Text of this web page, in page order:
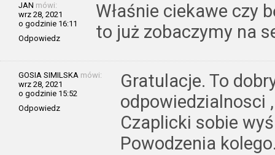
JAN mówi:
wrz 28, 2021
o godzinie 16:11
Odpowiedz
Właśnie ciekawe czy
to już zobaczymy na
GOSIA SIMILSKA mówi:
wrz 28, 2021
o godzinie 15:52
Odpowiedz
Gratulacje. To
odpowiedzialnosci
Czaplicki sobie
Powodzenia